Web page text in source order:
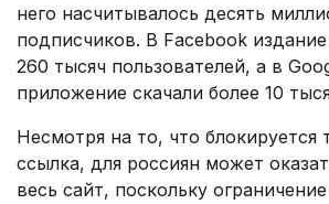
него насчитывалось десять
подписчиков. В Facebook
260 тысяч пользователей, а в
приложение скачали более 10
Несмотря на то, что блокируется
ссылка, для россиян может
весь сайт, поскольку